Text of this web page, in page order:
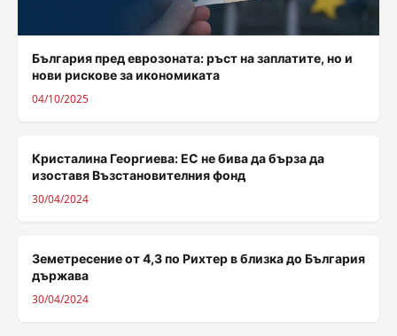
България пред еврозоната: ръст на заплатите, но и
нови рискове за икономиката
04/10/2025
Кристалина Георгиева: ЕС не бива да бърза да
изоставя Възстановителния фонд
30/04/2024
Земетресение от 4,3 по Рихтер в близка до България
държава
30/04/2024